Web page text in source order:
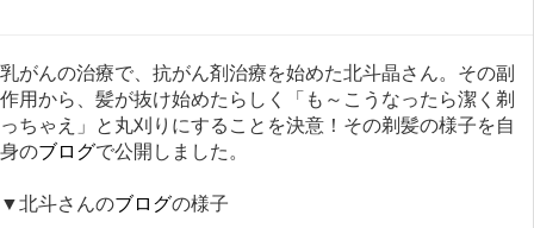
乳がんの治療で、抗がん剤治療を始めた北斗晶さん。その副
作用から、髪が抜け始めたらしく「も～こうなったら潔く剃
っちゃえ」と丸刈りにすることを決意！その剃髪の様子を自
身のブログで公開しました。
▼北斗さんのブログの様子